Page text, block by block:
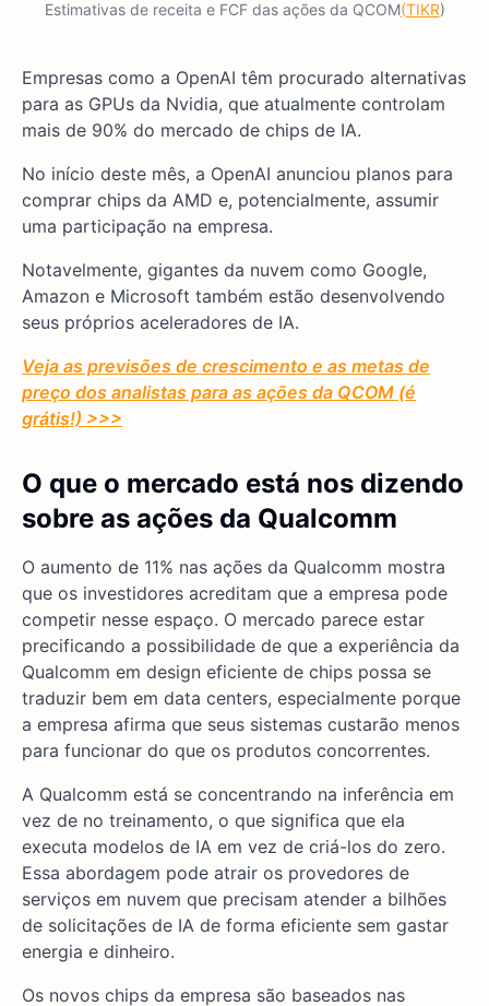
Estimativas de receita e FCF das ações da QCOM(TIKR)
Empresas como a OpenAI têm procurado alternativas
para as GPUs da Nvidia, que atualmente controlam
mais de 90% do mercado de chips de IA.
No início deste mês, a OpenAI anunciou planos para
comprar chips da AMD e, potencialmente, assumir
uma participação na empresa.
Notavelmente, gigantes da nuvem como Google,
Amazon e Microsoft também estão desenvolvendo
seus próprios aceleradores de IA.
Veja as previsões de crescimento e as metas de
preço dos analistas para as ações da QCOM (é
grátis!) >>>
O que o mercado está nos dizendo
sobre as ações da Qualcomm
O aumento de 11% nas ações da Qualcomm mostra
que os investidores acreditam que a empresa pode
competir nesse espaço. O mercado parece estar
precificando a possibilidade de que a experiência da
Qualcomm em design eficiente de chips possa se
traduzir bem em data centers, especialmente porque
a empresa afirma que seus sistemas custarão menos
para funcionar do que os produtos concorrentes.
A Qualcomm está se concentrando na inferência em
vez de no treinamento, o que significa que ela
executa modelos de IA em vez de criá-los do zero.
Essa abordagem pode atrair os provedores de
serviços em nuvem que precisam atender a bilhões
de solicitações de IA de forma eficiente sem gastar
energia e dinheiro.
Os novos chips da empresa são baseados nas